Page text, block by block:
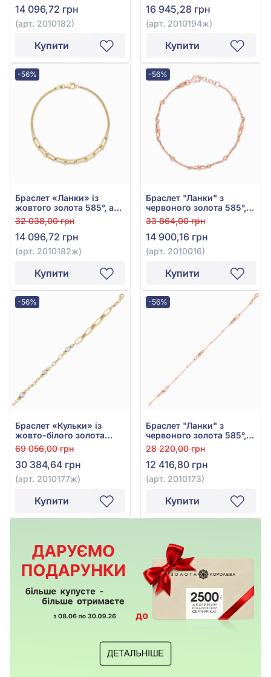
14 096,72 грн
(арт. 2010182)
Купити
16 945,28 грн
(арт. 2010194ж)
Купити
-56%
Браслет «Ланки» із
жовтого золота 585°, арт.
2010182ж
32 038,00 грн
14 096,72 грн
(арт. 2010182ж)
Купити
-56%
Браслет "Ланки" з
червоного золота 585°,
арт. 2010016
33 864,00 грн
14 900,16 грн
(арт. 2010016)
Купити
-56%
Браслет «Кульки» із
жовто-білого золота
585°, арт. 2010177ж
69 056,00 грн
30 384,64 грн
(арт. 2010177ж)
Купити
-56%
Браслет "Ланки" з
червоного золота 585°,
без вставки, арт. 2010173
28 220,00 грн
12 416,80 грн
(арт. 2010173)
Купити